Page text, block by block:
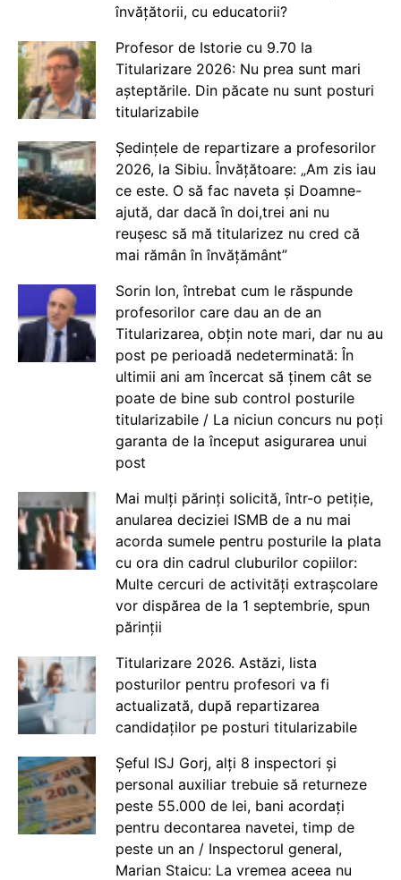
învățătorii, cu educatorii?
Profesor de Istorie cu 9.70 la
Titularizare 2026: Nu prea sunt mari
așteptările. Din păcate nu sunt posturi
titularizabile
Ședințele de repartizare a profesorilor
2026, la Sibiu. Învățătoare: „Am zis iau
ce este. O să fac naveta și Doamne-
ajută, dar dacă în doi,trei ani nu
reușesc să mă titularizez nu cred că
mai rămân în învățământ”
Sorin Ion, întrebat cum le răspunde
profesorilor care dau an de an
Titularizarea, obțin note mari, dar nu au
post pe perioadă nedeterminată: În
ultimii ani am încercat să ținem cât se
poate de bine sub control posturile
titularizabile / La niciun concurs nu poți
garanta de la început asigurarea unui
post
Mai mulți părinți solicită, într-o petiție,
anularea deciziei ISMB de a nu mai
acorda sumele pentru posturile la plata
cu ora din cadrul cluburilor copiilor:
Multe cercuri de activități extrașcolare
vor dispărea de la 1 septembrie, spun
părinții
Titularizare 2026. Astăzi, lista
posturilor pentru profesori va fi
actualizată, după repartizarea
candidaților pe posturi titularizabile
Șeful ISJ Gorj, alți 8 inspectori și
personal auxiliar trebuie să returneze
peste 55.000 de lei, bani acordați
pentru decontarea navetei, timp de
peste un an / Inspectorul general,
Marian Staicu: La vremea aceea nu